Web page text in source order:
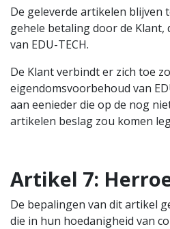
De geleverde artikelen blijven
gehele betaling door de Klant,
van EDU-TECH.
De Klant verbindt er zich toe
eigendomsvoorbehoud van
aan eenieder die op de nog
artikelen beslag zou komen
Artikel 7:
De bepalingen van dit artikel
die in hun hoedanigheid van